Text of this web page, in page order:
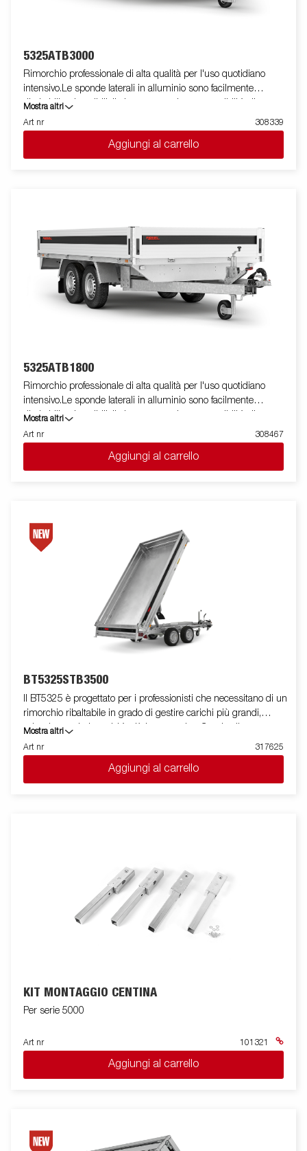
5325ATB3000
Rimorchio professionale di alta qualità per l'uso quotidiano
intensivo.Le sponde laterali in alluminio sono facilmente
ribaltabili e rimovibili, il che aumenta le sue possibilità di
utilizzo, trasformandolo da rimorchio cassonato a pianale. I
punti di fissaggio ( max 400 kg carico/per anello)sono perfetti
per assicurare il carico . E' disponibile una vasta gamma di
accessori. Le immagini sono solo a scopo illustrativo e possono
Mostra altri
Art nr
308339
Aggiungi al carrello
5325ATB1800
Rimorchio professionale di alta qualità per l'uso quotidiano
intensivo.Le sponde laterali in alluminio sono facilmente
ribaltabili e rimovibili, il che aumenta le sue possibilità di
utilizzo, trasformandolo da rimorchio cassonato a pianale. I
punti di fissaggio ( max 400 kg carico/per anello)sono perfetti
per assicurare il carico . E' disponibile una vasta gamma di
accessori. Le immagini sono solo a scopo illustrativo e possono
Mostra altri
Art nr
308467
Aggiungi al carrello
BT5325STB3500
Il BT5325 è progettato per i professionisti che necessitano di un
rimorchio ribaltabile in grado di gestire carichi più grandi,
volumi maggiori e attività più impegnative. Grazie alla sua
elevata capacità, sia in termini di dimensioni che di carico utile,
questo rimorchio è un compagno di lavoro affidabile per i lavori
quotidiani. Dotato di un pianale in acciaio rinforzato e di un
potente sistema di ribaltamento elettroidraulico, il BT5325
sovrasponde a rete, coperine pari sponde e centine. Le
immagini sono solo a scopo illustrativo e potrebbero mostrare
equipaggiamenti opzionali.
Mostra altri
Art nr
317625
Aggiungi al carrello
KIT MONTAGGIO CENTINA
Per serie 5000
Art nr 101321
Aggiungi al carrello